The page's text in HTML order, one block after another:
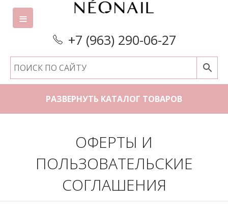
+7 (963) 290-06-27
РАЗВЕРНУТЬ КАТАЛОГ ТОВАРОВ
ОФЕРТЫ И
ПОЛЬЗОВАТЕЛЬСКИЕ
СОГЛАШЕНИЯ